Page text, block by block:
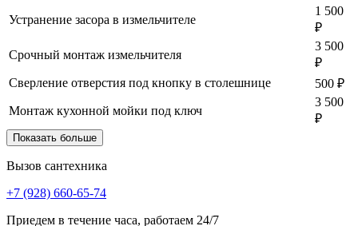
Устранение засора в измельчителе
1 500
₽
Срочный монтаж измельчителя
3 500
₽
Сверление отверстия под кнопку в столешнице
500 ₽
Монтаж кухонной мойки под ключ
3 500
₽
Показать больше
Вызов сантехника
+7 (928) 660-65-74
Приедем в течение часа, работаем 24/7